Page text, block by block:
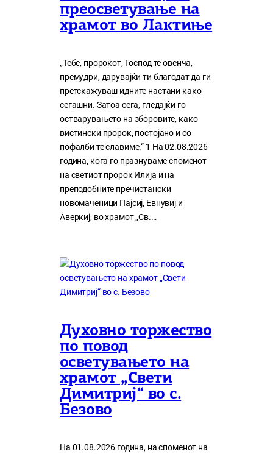
преосветување на
храмот во Лактиње
„Тебе, пророкот, Господ те овенча,
премудри, дарувајќи ти благодат да ги
претскажуваш идните настани како
сегашни. Затоа сега, гледајќи го
остварувањето на зборовите, како
вистински пророк, постојано и со
пофалби те славиме.“ 1 На 02.08.2026
година, кога го празнуваме споменот
на светиот пророк Илија и на
преподобните пречистански
новомаченици Пајсиј, Евнувиј и
Аверкиј, во храмот „Св.…
Духовно торжество
по повод
осветувањето на
храмот „Свети
Димитриј“ во с.
Безово
На 01.08.2026 година, на споменот на